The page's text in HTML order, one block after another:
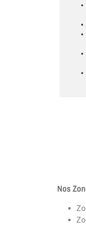
Nos